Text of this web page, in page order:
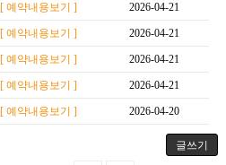
[ 예약내용보기 ] 2026-04-21
[ 예약내용보기 ] 2026-04-21
[ 예약내용보기 ] 2026-04-21
[ 예약내용보기 ] 2026-04-21
[ 예약내용보기 ] 2026-04-20
글쓰기